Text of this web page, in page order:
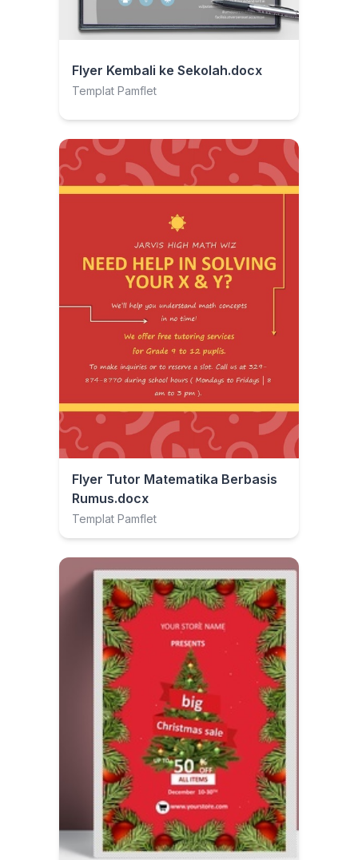
Flyer Kembali ke Sekolah.docx
Templat Pamflet
Flyer Tutor Matematika Berbasis
Rumus.docx
Templat Pamflet